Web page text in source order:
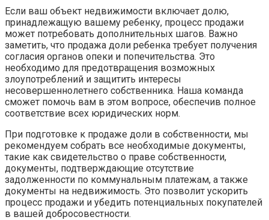
Если ваш объект недвижимости включает долю,
принадлежащую вашему ребенку, процесс продажи
может потребовать дополнительных шагов. Важно
заметить, что продажа доли ребенка требует получения
согласия органов опеки и попечительства. Это
необходимо для предотвращения возможных
злоупотреблений и защитить интересы
несовершеннолетнего собственника. Наша команда
сможет помочь вам в этом вопросе, обеспечив полное
соответствие всех юридических норм.
При подготовке к продаже доли в собственности, мы
рекомендуем собрать все необходимые документы,
такие как свидетельство о праве собственности,
документы, подтверждающие отсутствие
задолженности по коммунальным платежам, а также
документы на недвижимость. Это позволит ускорить
процесс продажи и убедить потенциальных покупателей
в вашей добросовестности.